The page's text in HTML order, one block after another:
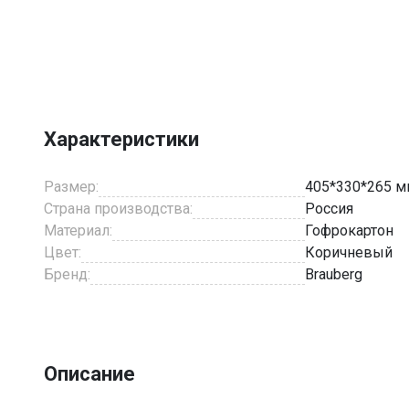
1
Характеристики
Размер:
405*330*265
Страна производства:
Россия
Материал:
Гофрокартон
Цвет:
Коричневый
Бренд:
Brauberg
Описание